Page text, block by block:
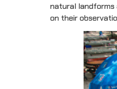
natural landforms
on their